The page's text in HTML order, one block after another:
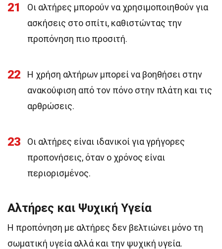
21
Οι αλτήρες μπορούν να χρησιμοποιηθούν για
ασκήσεις στο σπίτι, καθιστώντας την
προπόνηση πιο προσιτή.
22
Η χρήση αλτήρων μπορεί να βοηθήσει στην
ανακούφιση από τον πόνο στην πλάτη και τις
αρθρώσεις.
23
Οι αλτήρες είναι ιδανικοί για γρήγορες
προπονήσεις, όταν ο χρόνος είναι
περιορισμένος.
Αλτήρες και Ψυχική Υγεία
Η προπόνηση με αλτήρες δεν βελτιώνει μόνο τη
σωματική υγεία αλλά και την ψυχική υγεία.